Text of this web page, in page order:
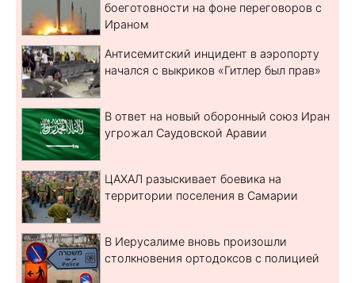
боеготовности на фоне переговоров с
Ираном
Антисемитский инцидент в аэропорту
начался с выкриков «Гитлер был прав»
В ответ на новый оборонный союз Иран
угрожал Саудовской Аравии
ЦАХАЛ разыскивает боевика на
территории поселения в Самарии
В Иерусалиме вновь произошли
столкновения ортодоксов с полицией